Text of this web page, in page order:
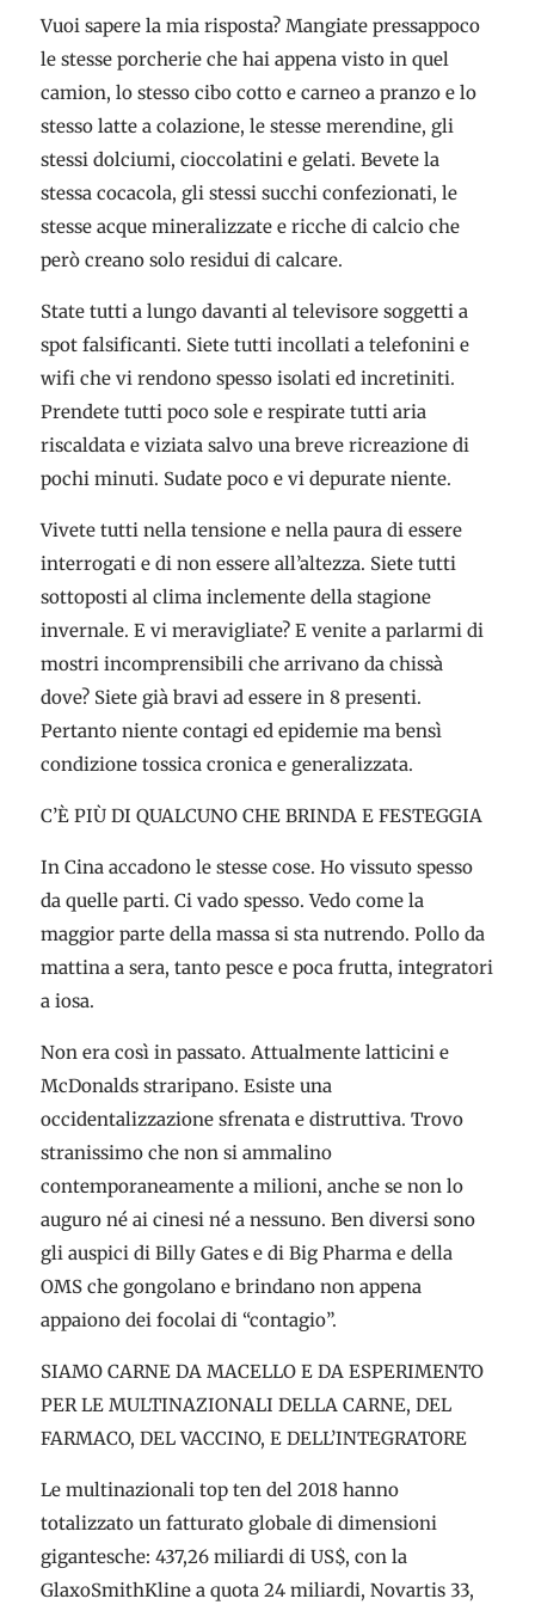
Vuoi sapere la mia risposta? Mangiate pressappoco
le stesse porcherie che hai appena visto in quel
camion, lo stesso cibo cotto e carneo a pranzo e lo
stesso latte a colazione, le stesse merendine, gli
stessi dolciumi, cioccolatini e gelati. Bevete la
stessa cocacola, gli stessi succhi confezionati, le
stesse acque mineralizzate e ricche di calcio che
però creano solo residui di calcare.
State tutti a lungo davanti al televisore soggetti a
spot falsificanti. Siete tutti incollati a telefonini e
wifi che vi rendono spesso isolati ed incretiniti.
Prendete tutti poco sole e respirate tutti aria
riscaldata e viziata salvo una breve ricreazione di
pochi minuti. Sudate poco e vi depurate niente.
Vivete tutti nella tensione e nella paura di essere
interrogati e di non essere all’altezza. Siete tutti
sottoposti al clima inclemente della stagione
invernale. E vi meravigliate? E venite a parlarmi di
mostri incomprensibili che arrivano da chissà
dove? Siete già bravi ad essere in 8 presenti.
Pertanto niente contagi ed epidemie ma bensì
condizione tossica cronica e generalizzata.
C’È PIÙ DI QUALCUNO CHE BRINDA E FESTEGGIA
In Cina accadono le stesse cose. Ho vissuto spesso
da quelle parti. Ci vado spesso. Vedo come la
maggior parte della massa si sta nutrendo. Pollo da
mattina a sera, tanto pesce e poca frutta, integratori
a iosa.
Non era così in passato. Attualmente latticini e
McDonalds straripano. Esiste una
occidentalizzazione sfrenata e distruttiva. Trovo
stranissimo che non si ammalino
contemporaneamente a milioni, anche se non lo
auguro né ai cinesi né a nessuno. Ben diversi sono
gli auspici di Billy Gates e di Big Pharma e della
OMS che gongolano e brindano non appena
appaiono dei focolai di “contagio”.
SIAMO CARNE DA MACELLO E DA ESPERIMENTO
PER LE MULTINAZIONALI DELLA CARNE, DEL
FARMACO, DEL VACCINO, E DELL’INTEGRATORE
Le multinazionali top ten del 2018 hanno
totalizzato un fatturato globale di dimensioni
gigantesche: 437,26 miliardi di US$, con la
GlaxoSmithKline a quota 24 miliardi, Novartis 33,